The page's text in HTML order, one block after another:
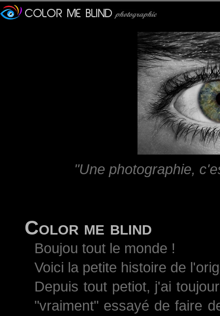
"Une photographie,
Color me blind
Boujou tout le monde !
Voici la petite histoire de
Depuis tout petiot, j'ai
"vraiment" essayé de faire